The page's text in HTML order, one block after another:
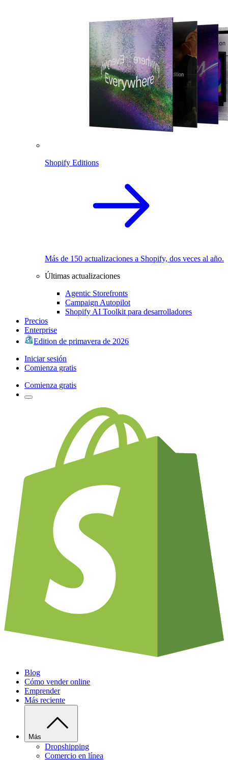
Shopify Editions
Más de 150 actualizaciones a Shopify, dos veces al año.
Últimas actualizaciones
Agentic Storefronts
Campaign Autopilot
Shopify AI Toolkit para desarrolladores
Precios
Enterprise
Edition de primavera de 2026
Iniciar sesión
Comienza gratis
Comienza gratis
Blog
Cómo vender online
Emprender
Más reciente
Más
Dropshipping
Comercio en línea